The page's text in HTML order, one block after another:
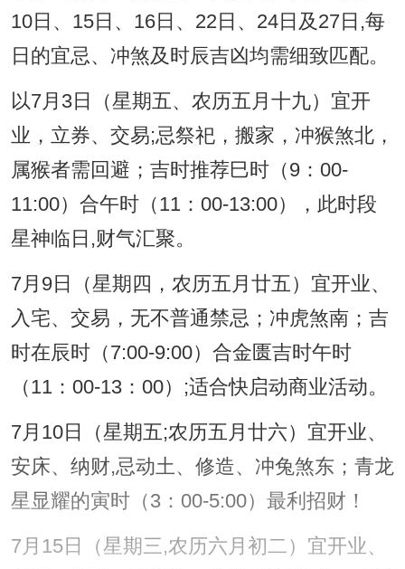
10日、15日、16日、22日、24日及27日,每
日的宜忌、冲煞及时辰吉凶均需细致匹配。
以7月3日（星期五、农历五月十九）宜开
业，立券、交易;忌祭祀，搬家，冲猴煞北，
属猴者需回避；吉时推荐巳时（9：00-
11:00）合午时（11：00-13:00），此时段
星神临日,财气汇聚。
7月9日（星期四，农历五月廿五）宜开业、
入宅、交易，无不普通禁忌；冲虎煞南；吉
时在辰时（7:00-9:00）合金匮吉时午时
（11：00-13：00）;适合快启动商业活动。
7月10日（星期五;农历五月廿六）宜开业、
安床、纳财,忌动土、修造、冲兔煞东；青龙
星显耀的寅时（3：00-5:00）最利招财！
7月15日（星期三,农历六月初二）宜开业、